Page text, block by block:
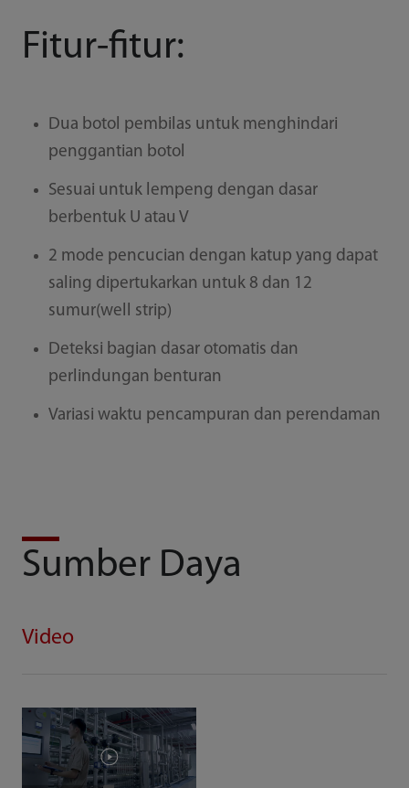
Fitur-fitur:
Dua botol pembilas untuk menghindari
penggantian botol
Sesuai untuk lempeng dengan dasar
berbentuk U atau V
2 mode pencucian dengan katup yang dapat
saling dipertukarkan untuk 8 dan 12
sumur(well strip)
Deteksi bagian dasar otomatis dan
perlindungan benturan
Variasi waktu pencampuran dan perendaman
Sumber Daya
Video